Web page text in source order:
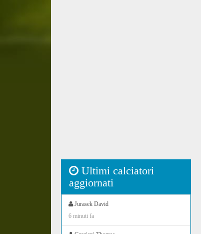
Ultimi calciatori
aggiornati
Jurasek David
6 minuti fa